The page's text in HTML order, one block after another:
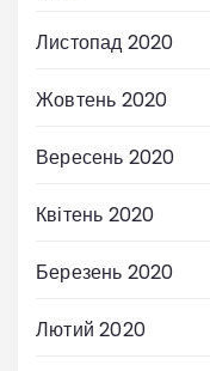
Листопад 2020
Жовтень 2020
Вересень 2020
Квітень 2020
Березень 2020
Лютий 2020